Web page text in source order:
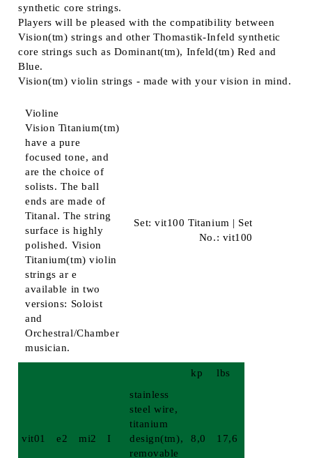
synthetic core strings.
Players will be pleased with the compatibility between
Vision(tm) strings and other Thomastik-Infeld synthetic
core strings such as Dominant(tm), Infeld(tm) Red and
Blue.
Vision(tm) violin strings - made with your vision in mind.
Violine
Vision Titanium(tm)
have a pure
focused tone, and
are the choice of
solists. The ball
ends are made of
Titanal. The string
surface is highly
polished. Vision
Titanium(tm) violin
strings ar e
available in two
versions: Soloist
and
Orchestral/Chamber
musician.
Set: vit100 Titanium | Set
No.: vit100
kp lbs
vit01 e2 mi2 I
stainless
steel wire,
titanium
design(tm),
removable
8,0 17,6